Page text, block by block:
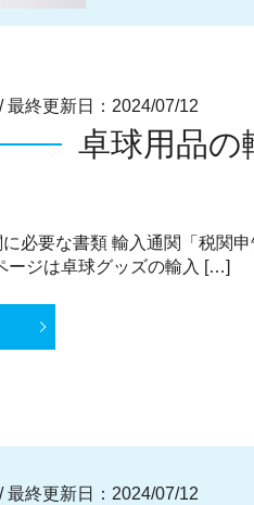
/最終更新日：2024/07/12
卓球用品の
必要な書類 輸入通関「税関申
ージは卓球グッズの輸入 […]
/最終更新日：2024/07/12